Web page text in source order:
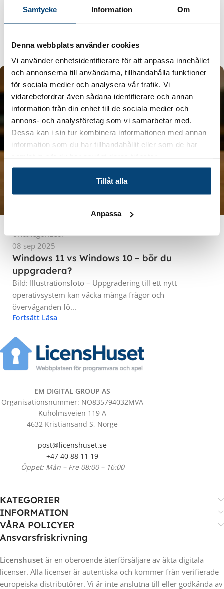
Samtycke Information Om
Denna webbplats använder cookies
Vi använder enhetsidentifierare för att anpassa innehållet
och annonserna till användarna, tillhandahålla funktioner
för sociala medier och analysera vår trafik. Vi
vidarebefordrar även sådana identifierare och annan
information från din enhet till de sociala medier och
annons- och analysföretag som vi samarbetar med.
Dessa kan i sin tur kombinera informationen med annan
information som du har tillhandahållit eller som de har
Tillåt alla
Anpassa
Vi undersöker vad gratis antivirusprogram erbjuder –
Fortsätt Läsa
0
Uncategorized
08 sep 2025
Windows 11 vs Windows 10 – bör du
uppgradera?
Bild: Illustrationsfoto – Uppgradering till ett nytt
operativsystem kan väcka många frågor och
överväganden fö...
Fortsätt Läsa
EM DIGITAL GROUP AS
Organisationsnummer: NO835794032MVA
Kuholmsveien 119 A
4632 Kristiansand S, Norge
post@licenshuset.se
+47 40 88 11 19
Öppet: Mån – Fre 08:00 – 16:00
KATEGORIER
INFORMATION
VÅRA POLICYER
Ansvarsfriskrivning
Licenshuset är en oberoende återförsäljare av äkta digitala
licenser. Alla licenser är autentiska och kommer från verifierade
europeiska distributörer. Vi är inte anslutna till eller godkända av